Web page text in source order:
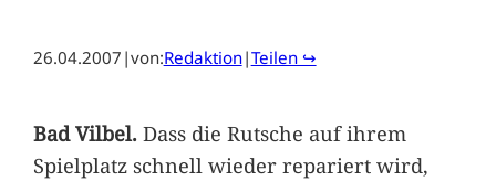
26.04.2007 |von:Redaktion|Teilen ↪
Bad Vilbel.Dass die Rutsche auf ihrem
Spielplatz schnell wieder repariert wird,